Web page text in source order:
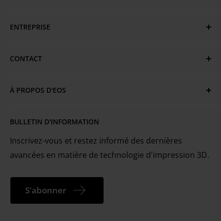
Politique de confidentialité
Conditions d'utilisation et marques commerciales
ENTREPRISE
Emplacements EOS
Portail client MyEOS
BULLETIN D'INFORMATION
Inscrivez-vous et restez informé des dernières
avancées en matière de technologie d'impression 3D.
S'abonner
CONTACT
À PROPOS D'EOS
technologies pour l'impression 3D industrielle des
métaux et des plastiques.